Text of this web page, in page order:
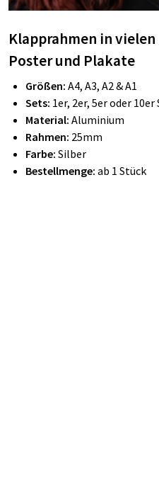
Klapprahmen in
Poster und Plakate
Größen: A4, A3, A2 & A1
Sets: 1er, 2er, 5er oder 10er
Material: Aluminium
Rahmen: 25mm
Farbe: Silber
Bestellmenge: ab 1 Stück